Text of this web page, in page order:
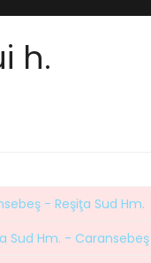
h.
- Reşiţa Sud Hm.
Sud Hm. - Caransebeş